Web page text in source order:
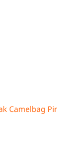
Camelbag